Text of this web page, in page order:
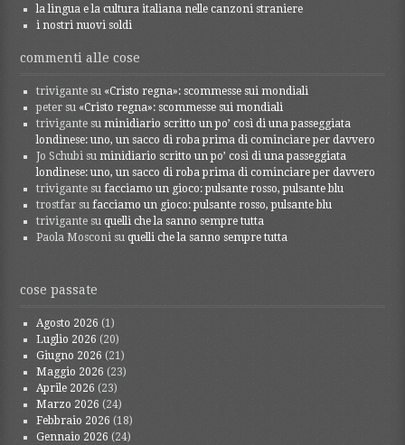
la lingua e la cultura italiana nelle canzoni straniere
i nostri nuovi soldi
commenti alle cose
trivigante su «Cristo regna»: scommesse sui mondiali
peter su «Cristo regna»: scommesse sui mondiali
trivigante suminidiario scritto un po’ così di una passeggiata
londinese: uno, un sacco di roba prima di cominciare per davvero
Jo Schubi suminidiario scritto un po’ così di una passeggiata
londinese: uno, un sacco di roba prima di cominciare per davvero
trivigante sufacciamo un gioco: pulsante rosso, pulsante blu
trostfar sufacciamo un gioco: pulsante rosso, pulsante blu
trivigante suquelli che la sanno sempre tutta
Paola Mosconi suquelli che la sanno sempre tutta
cose passate
Agosto 2026 (1)
Luglio 2026 (20)
Giugno 2026 (21)
Maggio 2026 (23)
Aprile 2026 (23)
Marzo 2026 (24)
Febbraio 2026 (18)
Gennaio 2026 (24)